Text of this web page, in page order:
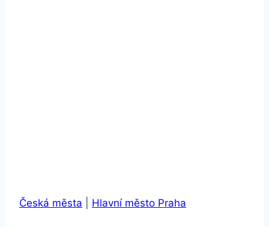
Česká města Hlavní město Praha